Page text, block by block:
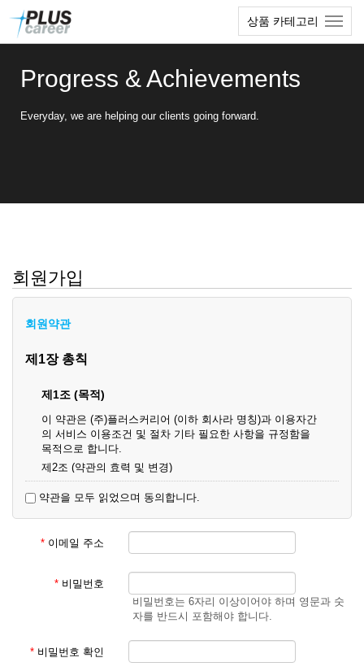
상품 카테고리
Progress & Achievements
Everyday, we are helping our clients going forward.
회원가입
회원약관
제1장 총칙
제1조 (목적)
이 약관은 (주)플러스커리어 (이하 회사라 명칭)과 이용자간
의 서비스 이용조건 및 절차 기타 필요한 사항을 규정함을
목적으로 합니다.
제2조 (약관의 효력 및 변경)
영업상 중요 하거나 합리적인 사유가 발생할 경우 온라인 공
사를 통하여 변경할 수 있습니다.
② 회원은 변경된 약관에 동의하지 않을 경우 서비스 이용을
중단하고 이용계약을 해지할 수 있습니다. 약관의 효력 발생
동의한 것으로 간주됩니다.
제3조 (약관의 외 준칙)
기타 관계법령의 규정에 따릅니다.
약관을 모두 읽었으며 동의합니다.
* 이메일 주소
* 비밀번호
비밀번호는 6자리 이상이어야 하며 영문과 숫
자를 반드시 포함해야 합니다.
* 비밀번호 확인